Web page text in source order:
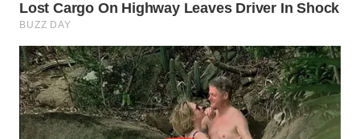
WN
NATUNA
WN
BINTAN
WN